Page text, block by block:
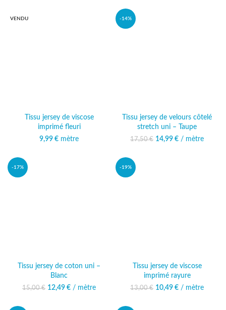
VENDU
Tissu jersey de viscose
imprimé fleuri
9,99 € mètre
-14%
Tissu jersey de velours côtelé
stretch uni – Taupe
17,50€
Le prix initial était :
14,99 €
Le prix
/ mètre
-17%
Tissu jersey de coton uni –
Blanc
15,00€
Le prix initial était :
12,49 €
Le prix
/ mètre
-19%
Tissu jersey de viscose
imprimé rayure
13,00€
Le prix initial était :
10,49 €
Le prix
/ mètre